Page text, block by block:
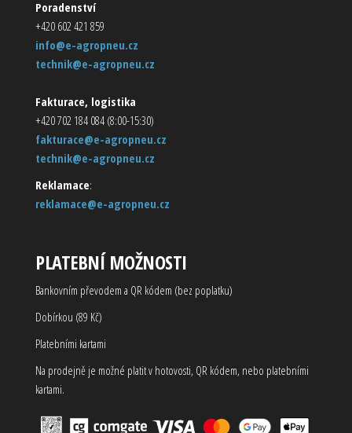
Poradenství
+420 602 421 859
info@e-agropneu.cz
technik@e-agropneu.cz
Fakturace, logistika
+420 702 184 084 (8:00-15:30)
fakturace@e-agropneu.cz
technik@e-agropneu.cz
Reklamace:
reklamace@e-agropneu.cz
PLATEBNÍ MOŽNOSTI
Bankovním převodem a QR kódem (bez poplatku)
Dobírkou (89 Kč)
Platebními kartami
Na prodejně je možné platit v hotovosti, QR kódem, nebo platebními
kartami.